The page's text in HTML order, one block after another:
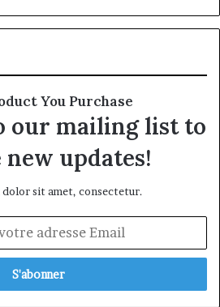
You Purchase
our mailing list to
new updates!
sit amet, consectetur.